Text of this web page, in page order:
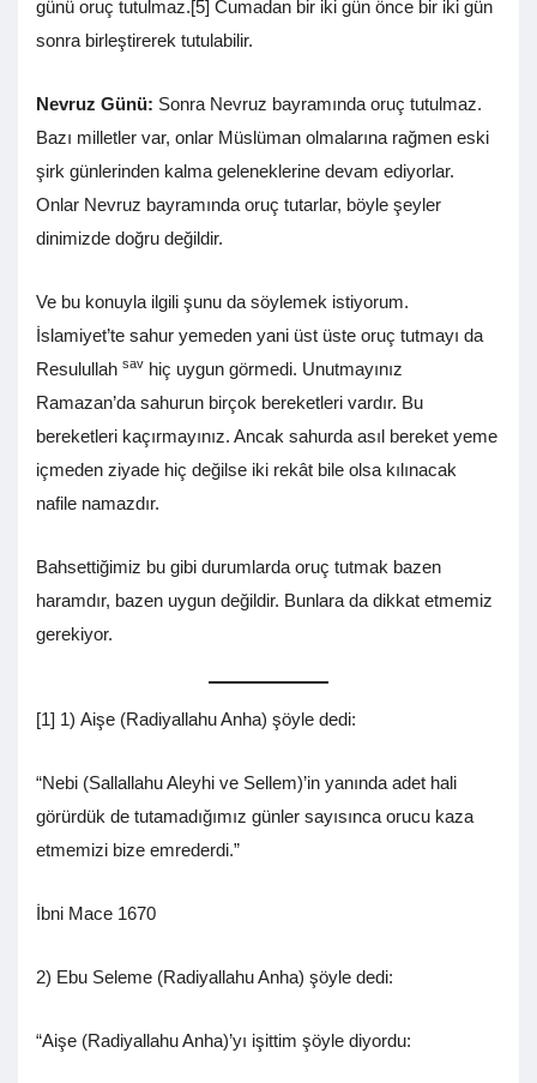
günü oruç tutulmaz.[5] Cumadan bir iki gün önce bir iki gün
sonra birleştirerek tutulabilir.
Nevruz Günü: Sonra Nevruz bayramında oruç tutulmaz.
Bazı milletler var, onlar Müslüman olmalarına rağmen eski
şirk günlerinden kalma geleneklerine devam ediyorlar.
Onlar Nevruz bayramında oruç tutarlar, böyle şeyler
dinimizde doğru değildir.
Ve bu konuyla ilgili şunu da söylemek istiyorum.
İslamiyet’te sahur yemeden yani üst üste oruç tutmayı da
Resulullah sav hiç uygun görmedi. Unutmayınız
Ramazan’da sahurun birçok bereketleri vardır. Bu
bereketleri kaçırmayınız. Ancak sahurda asıl bereket yeme
içmeden ziyade hiç değilse iki rekât bile olsa kılınacak
nafile namazdır.
Bahsettiğimiz bu gibi durumlarda oruç tutmak bazen
haramdır, bazen uygun değildir. Bunlara da dikkat etmemiz
gerekiyor.
[1] 1) Aişe (Radiyallahu Anha) şöyle dedi:
“Nebi (Sallallahu Aleyhi ve Sellem)’in yanında adet hali
görürdük de tutamadığımız günler sayısınca orucu kaza
etmemizi bize emrederdi.”
İbni Mace 1670
2) Ebu Seleme (Radiyallahu Anha) şöyle dedi:
“Aişe (Radiyallahu Anha)’yı işittim şöyle diyordu: